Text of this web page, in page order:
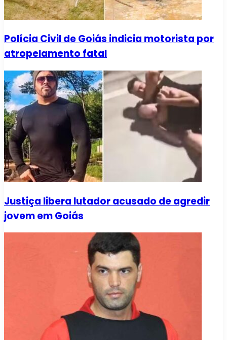
Polícia Civil de Goiás indicia motorista por
atropelamento fatal
Justiça libera lutador acusado de agredir
jovem em Goiás